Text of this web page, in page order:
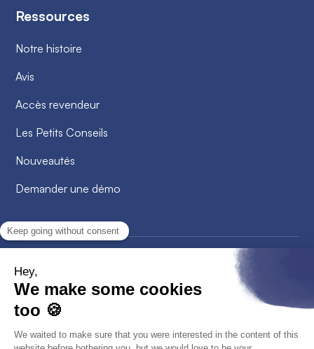
Ressources
Notre histoire
Avis
Accès revendeur
Les Petits Conseils
Nouveautés
Demander une démo
2026
© Alobees. Tous droits réservés
Politique de cookies